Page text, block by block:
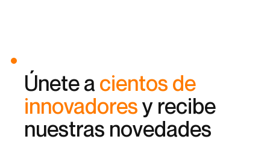
Únete a cientos de
innovadoresy recibe
nuestras novedades